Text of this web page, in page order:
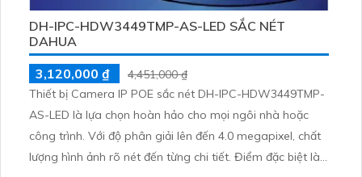
DH-IPC-HDW3449TMP-AS-LED SẮC NÉT
DAHUA
3,120,000 ₫
4,451,000 ₫
Thiết bị Camera IP POE sắc nét DH-IPC-HDW3449TMP-
AS-LED là lựa chọn hoàn hảo cho mọi ngôi nhà hoặc
công trình. Với độ phân giải lên đến 4.0 megapixel, chất
lượng hình ảnh rõ nét đến từng chi tiết. Điểm đặc biệt là